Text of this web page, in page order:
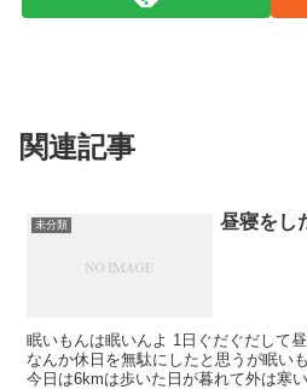
関連記事
未分類 昼寝をし
眠いもんは眠いんよ 1日ぐだぐだして
なんか休日を無駄にしたと思うが眠い
今日は6kmは歩いた日が暮れて外は寒